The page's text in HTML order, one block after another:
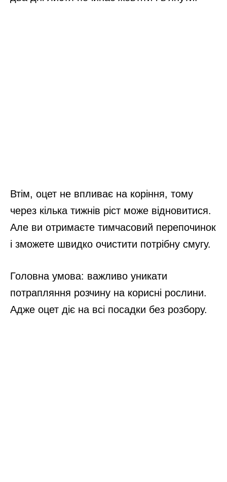
Втім, оцет не впливає на коріння, тому
через кілька тижнів ріст може відновитися.
Але ви отримаєте тимчасовий перепочинок
і зможете швидко очистити потрібну смугу.
Головна умова: важливо уникати
потрапляння розчину на корисні рослини.
Адже оцет діє на всі посадки без розбору.